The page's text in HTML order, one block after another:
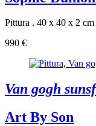
Pittura . 40 x 40 x 2 cm
990 €
Van gogh
Art By Son